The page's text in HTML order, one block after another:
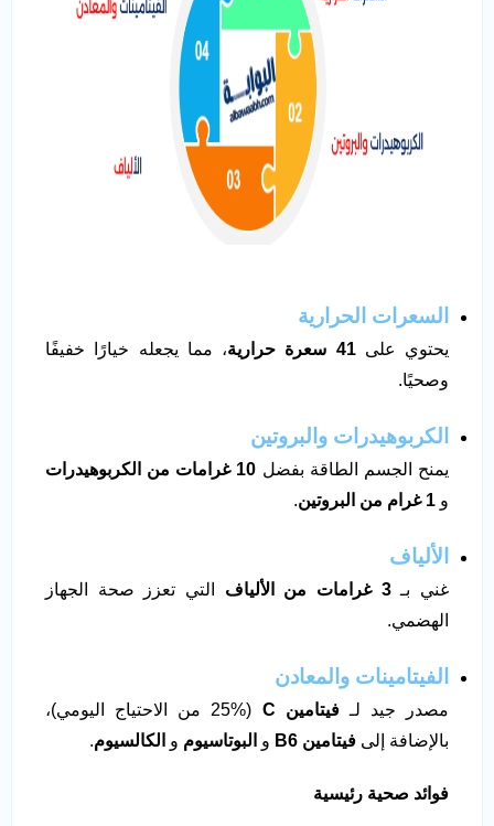
السعرات الحرارية
يحتوي على41 سعرة حرارية
، مما يجعله خيارًا خفيفًا
وصحيًا.
الكربوهيدرات والبروتين
يمنح الجسم الطاقة بفضل 10 غرامات من الكربوهيدرات
و 1 غرام من البروتين .
الألياف
غني بـ3 غرامات من الألياف
التي تعزز صحة الجهاز
الهضمي.
الفيتامينات والمعادن
مصدر جيد لـفيتامين C
(25% من الاحتياج اليومي)،
بالإضافة إلى فيتامين B6 و البوتاسيوم و الكالسيوم.
فوائد صحية رئيسية